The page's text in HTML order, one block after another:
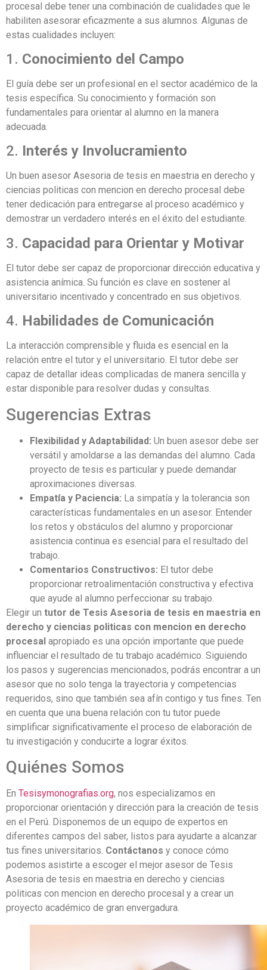
procesal debe tener una combinación de cualidades que le
habiliten asesorar eficazmente a sus alumnos. Algunas de
estas cualidades incluyen:
1. Conocimiento del Campo
El guía debe ser un profesional en el sector académico de la
tesis específica. Su conocimiento y formación son
fundamentales para orientar al alumno en la manera
adecuada.
2. Interés y Involucramiento
Un buen asesor Asesoria de tesis en maestria en derecho y
ciencias politicas con mencion en derecho procesal debe
tener dedicación para entregarse al proceso académico y
demostrar un verdadero interés en el éxito del estudiante.
3. Capacidad para Orientar y Motivar
El tutor debe ser capaz de proporcionar dirección educativa y
asistencia anímica. Su función es clave en sostener al
universitario incentivado y concentrado en sus objetivos.
4. Habilidades de Comunicación
La interacción comprensible y fluida es esencial en la
relación entre el tutor y el universitario. El tutor debe ser
capaz de detallar ideas complicadas de manera sencilla y
estar disponible para resolver dudas y consultas.
Sugerencias Extras
Flexibilidad y Adaptabilidad: Un buen asesor debe ser
versátil y amoldarse a las demandas del alumno. Cada
proyecto de tesis es particular y puede demandar
aproximaciones diversas.
Empatía y Paciencia: La simpatía y la tolerancia son
características fundamentales en un asesor. Entender
los retos y obstáculos del alumno y proporcionar
asistencia continua es esencial para el resultado del
trabajo.
Comentarios Constructivos: El tutor debe
proporcionar retroalimentación constructiva y efectiva
que ayude al alumno perfeccionar su trabajo.
Elegir un tutor de Tesis Asesoria de tesis en maestria en
derecho y ciencias politicas con mencion en derecho
procesal apropiado es una opción importante que puede
influenciar el resultado de tu trabajo académico. Siguiendo
los pasos y sugerencias mencionados, podrás encontrar a un
asesor que no solo tenga la trayectoria y competencias
requeridos, sino que también sea afín contigo y tus fines. Ten
en cuenta que una buena relación con tu tutor puede
simplificar significativamente el proceso de elaboración de
tu investigación y conducirte a lograr éxitos.
Quiénes Somos
En Tesisymonografias.org, nos especializamos en
proporcionar orientación y dirección para la creación de tesis
en el Perú. Disponemos de un equipo de expertos en
diferentes campos del saber, listos para ayudarte a alcanzar
tus fines universitarios. Contáctanos y conoce cómo
podemos asistirte a escoger el mejor asesor de Tesis
Asesoria de tesis en maestria en derecho y ciencias
politicas con mencion en derecho procesal y a crear un
proyecto académico de gran envergadura.